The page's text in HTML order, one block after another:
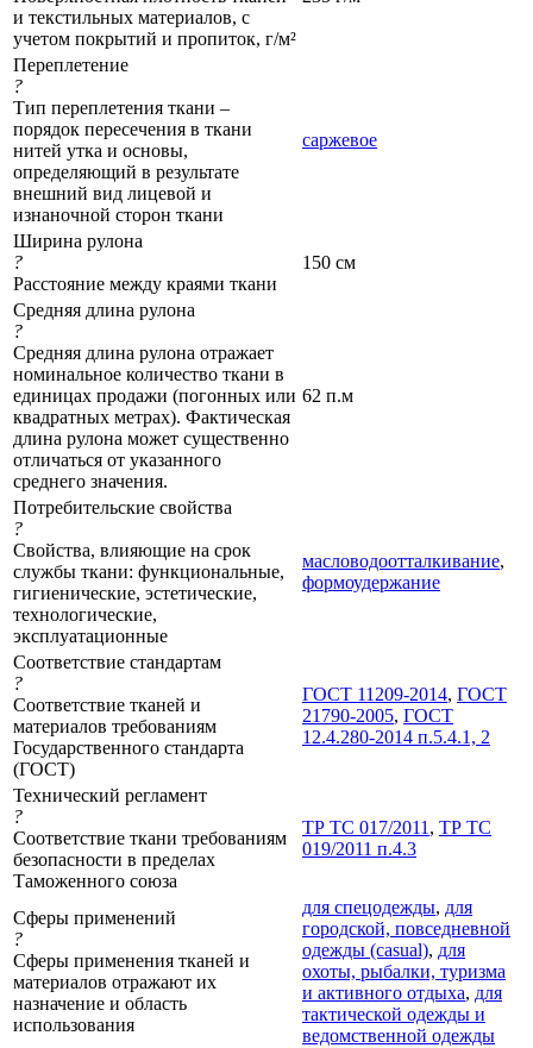
и текстильных материалов, с
учетом покрытий и пропиток, г/м²
Переплетение
?
Тип переплетения ткани –
порядок пересечения в ткани
нитей утка и основы,
определяющий в результате
внешний вид лицевой и
изнаночной сторон ткани
саржевое
Ширина рулона
?
Расстояние между краями ткани
150 см
Средняя длина рулона
?
Средняя длина рулона отражает
номинальное количество ткани в
единицах продажи (погонных или
квадратных метрах). Фактическая
длина рулона может существенно
отличаться от указанного
среднего значения.
62 п.м
Потребительские свойства
?
Свойства, влияющие на срок
службы ткани: функциональные,
гигиенические, эстетические,
технологические,
эксплуатационные
масловодоотталкивание,
формоудержание
Соответствие стандартам
?
Соответствие тканей и
материалов требованиям
Государственного стандарта
(ГОСТ)
ГОСТ 11209-2014, ГОСТ
21790-2005, ГОСТ
12.4.280-2014 п.5.4.1, 2
Технический регламент
?
Соответствие ткани требованиям
безопасности в пределах
Таможенного союза
ТР ТС 017/2011 , ТР ТС
019/2011 п.4.3
Сферы применений
?
Сферы применения тканей и
материалов отражают их
назначение и область
использования
для спецодежды, для
городской, повседневной
одежды (casual), для
охоты, рыбалки, туризма
и активного отдыха, для
тактической одежды и
ведомственной одежды